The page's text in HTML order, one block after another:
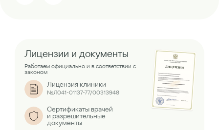
Лицензии и документы
Работаем официально и в соответствии с
законом
Лицензия клиники
№Л041-01137-77/00313948
Сертификаты врачей
и разрешительные
документы